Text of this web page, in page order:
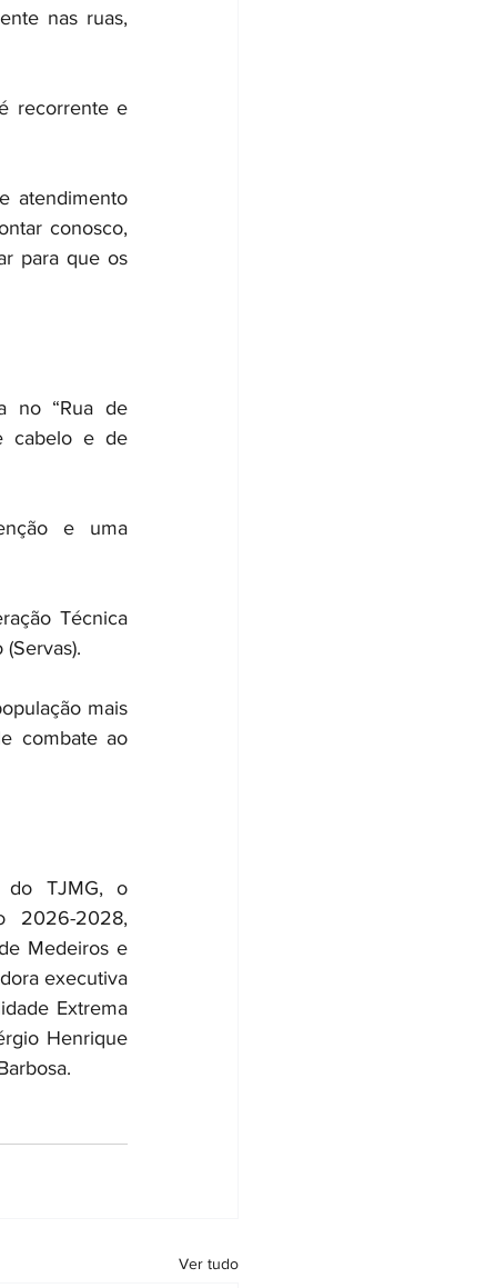
nas ruas,
recorrente e
atendimento
conosco,
para que os
no “Rua de
cabelo e de
e uma
Técnica
mais
combate ao
do TJMG, o
2026-2028,
Medeiros e
executiva
Extrema
Henrique
Ver tudo